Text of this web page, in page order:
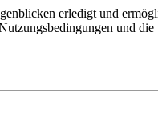
erledigt und
und